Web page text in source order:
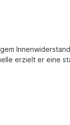
erzielt er eine